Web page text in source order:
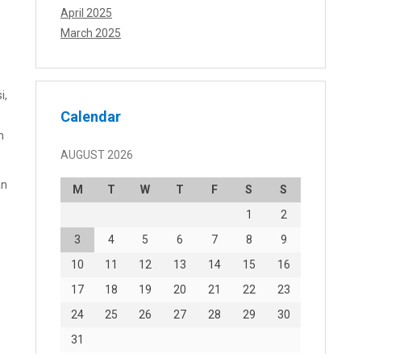
April 2025
March 2025
Calendar
AUGUST 2026
M T W T F S
S
1
2
3
4 5 6 7 8
9
10
11 12 13 14 15
16
17
18 19 20 21 22
23
24
25 26 27 28 29
30
31